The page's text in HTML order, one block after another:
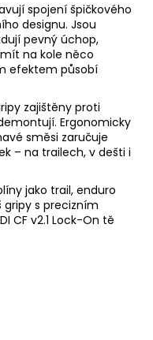
spojení špičkového
designu. Jsou
pevný úchop,
na kole něco
efektem působí
zajištěny proti
Ergonomicky
směsi zaručuje
– na trailech, v dešti i
jako trail, enduro
s precizním
CF v2.1 Lock-On tě